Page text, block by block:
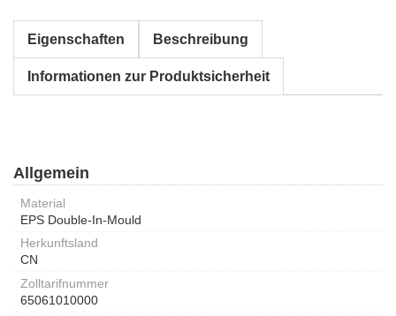
Eigenschaften Beschreibung
Informationen zur Produktsicherheit
Allgemein
Material
EPS Double-In-Mould
Herkunftsland
CN
Zolltarifnummer
65061010000